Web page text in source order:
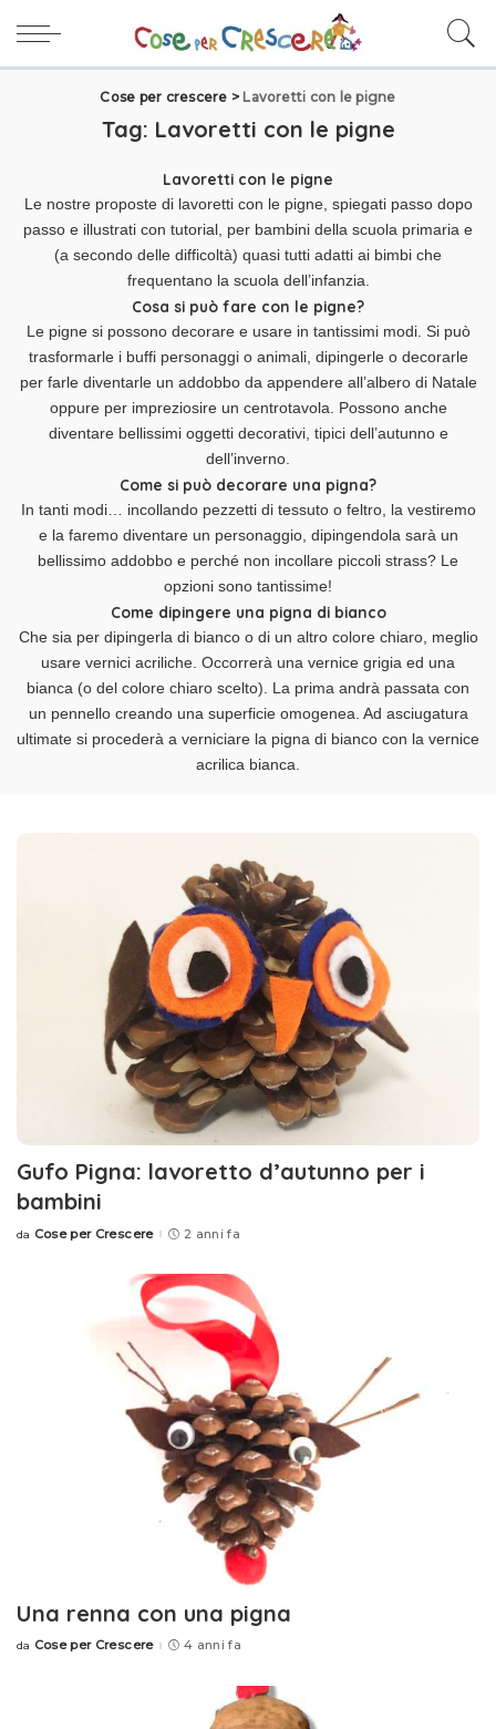
Cose per crescere > Lavoretti con le pigne
Tag: Lavoretti con le pigne
Lavoretti con le pigne
Le nostre proposte di lavoretti con le pigne, spiegati passo dopo
passo e illustrati con tutorial, per bambini della scuola primaria e
(a secondo delle difficoltà) quasi tutti adatti ai bimbi che
frequentano la scuola dell’infanzia.
Cosa si può fare con le pigne?
Le pigne si possono decorare e usare in tantissimi modi. Si può
trasformarle i buffi personaggi o animali, dipingerle o decorarle
per farle diventarle un addobbo da appendere all’albero di Natale
oppure per impreziosire un centrotavola. Possono anche
diventare bellissimi oggetti decorativi, tipici dell’autunno e
dell’inverno.
Come si può decorare una pigna?
In tanti modi… incollando pezzetti di tessuto o feltro, la vestiremo
e la faremo diventare un personaggio, dipingendola sarà un
bellissimo addobbo e perché non incollare piccoli strass? Le
opzioni sono tantissime!
Come dipingere una pigna di bianco
Che sia per dipingerla di bianco o di un altro colore chiaro, meglio
usare vernici acriliche. Occorrerà una vernice grigia ed una
bianca (o del colore chiaro scelto). La prima andrà passata con
un pennello creando una superficie omogenea. Ad asciugatura
ultimate si procederà a verniciare la pigna di bianco con la vernice
acrilica bianca.
Gufo Pigna: lavoretto d’autunno per i
bambini
Posted
da Cose per Crescere 2 anni fa
Una renna con una pigna
Posted
da Cose per Crescere 4 anni fa